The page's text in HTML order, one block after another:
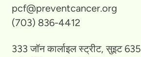
pcf@preventcancer.org
(703) 836-4412
333 जॉन कार्लाइल स्ट्रीट, सुइट 635